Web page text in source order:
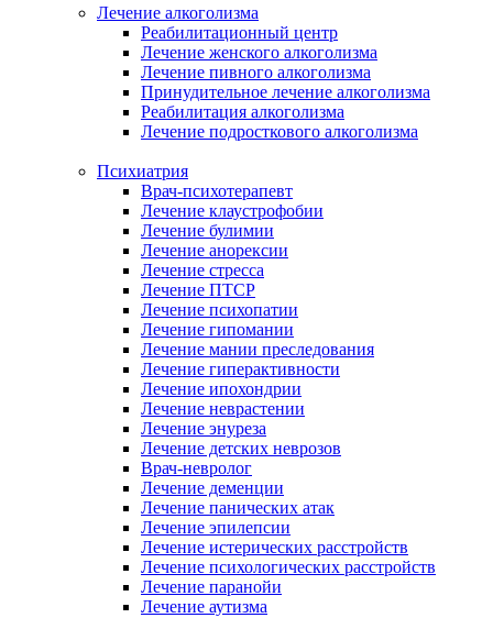
Лечение алкоголизма
Реабилитационный центр
Лечение женского алкоголизма
Лечение пивного алкоголизма
Принудительное лечение алкоголизма
Реабилитация алкоголизма
Лечение подросткового алкоголизма
Психиатрия
Врач-психотерапевт
Лечение клаустрофобии
Лечение булимии
Лечение анорексии
Лечение стресса
Лечение ПТСР
Лечение психопатии
Лечение гипомании
Лечение мании преследования
Лечение гиперактивности
Лечение ипохондрии
Лечение неврастении
Лечение энуреза
Лечение детских неврозов
Врач-невролог
Лечение деменции
Лечение панических атак
Лечение эпилепсии
Лечение истерических расстройств
Лечение психологических расстройств
Лечение паранойи
Лечение аутизма